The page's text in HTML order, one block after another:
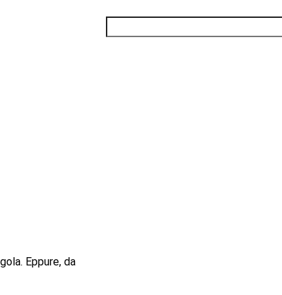
Eppure, da